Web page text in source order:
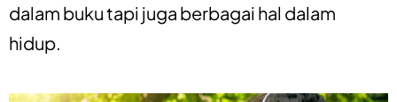
dalam buku tapi juga berbagai hal dalam
hidup.